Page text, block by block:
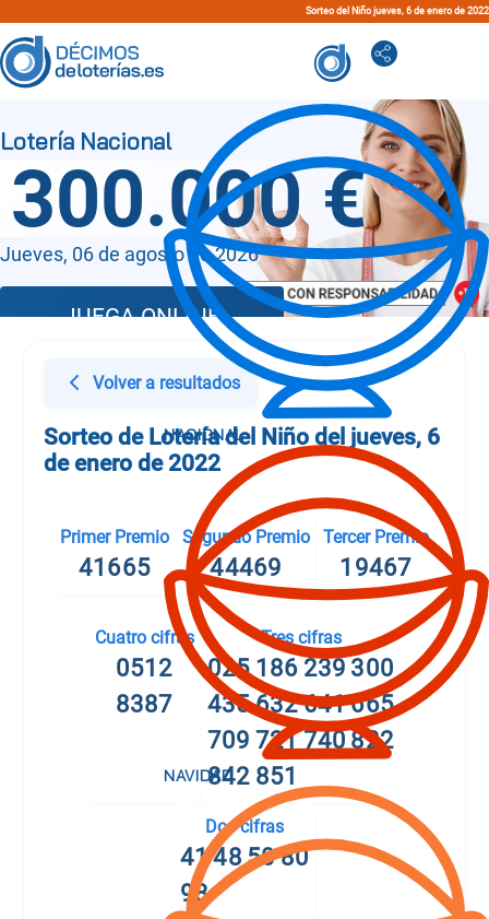
Sorteo del Niño jueves, 6 de enero de 2022
Volver a resultados
Sorteo de Lotería del Niño del jueves, 6
de enero de 2022
Primer Premio
41665
Segundo Premio
44469
Tercer Premio
19467
Cuatro cifras
0512
8387
Tres cifras
025 186 239 300
435632641665
709 721740822
842 851
Dos cifras
41 48 5080
98
300.000 €
Jueves, 06 de agosto de 2026
JUEGA ONLINE